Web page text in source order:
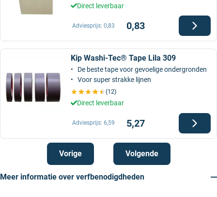
Direct leverbaar
0,83
Adviesprijs: 0,83
Kip Washi-Tec® Tape Lila 309
De beste tape voor gevoelige ondergronden
Voor super strakke lijnen
(12)
Direct leverbaar
5,27
Adviesprijs: 6,59
Vorige Volgende
Meer informatie over verfbenodigdheden